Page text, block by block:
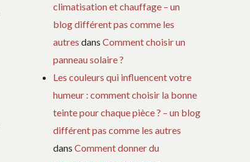
climatisation et chauffage – un
blog différent pas comme les
autres dansComment choisir un
panneau solaire ?
Les couleurs qui influencent votre
humeur : comment choisir la bonne
teinte pour chaque pièce ? – un blog
différent pas comme les autres
dansComment donner du